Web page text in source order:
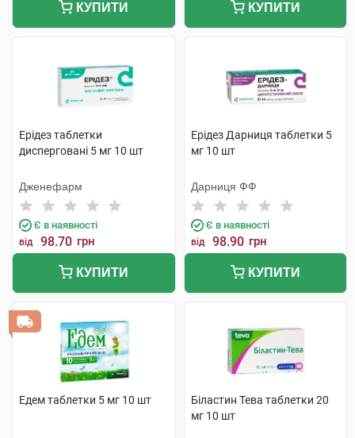
КУПИТИ КУПИТИ
Ерідез таблетки
дисперговані 5 мг 10 шт
Дженефарм
Є в наявності
від 98.70 грн
КУПИТИ
Ерідез Дарниця таблетки 5
мг 10 шт
Дарниця ФФ
Є в наявності
від 98.90 грн
КУПИТИ
Едем таблетки 5 мг 10 шт
Біластин Тева таблетки 20
мг 10 шт